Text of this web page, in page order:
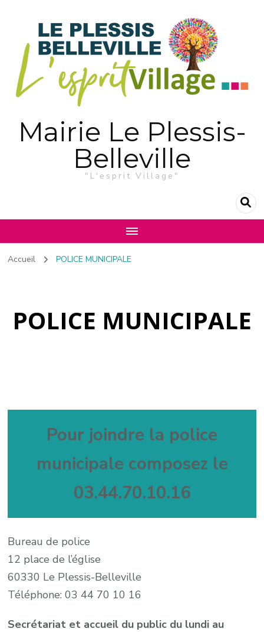
Mairie Le Plessis-
Belleville
"L'esprit Village"
Accueil POLICE MUNICIPALE
POLICE MUNICIPALE
Pour joindre la police
municipale composez le
03.44.70.10.16
Bureau de police
12 place de l’église
60330 Le Plessis-Belleville
Téléphone: 03 44 70 10 16
Secrétariat et accueil du public du lundi au